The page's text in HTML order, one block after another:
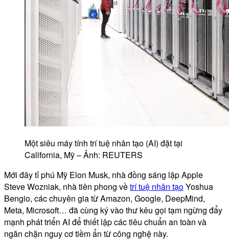
Một siêu máy tính trí tuệ nhân tạo (AI) đặt tại
California, Mỹ – Ảnh: REUTERS
Mới đây tỉ phú Mỹ Elon Musk, nhà đồng sáng lập Apple
Steve Wozniak, nhà tiên phong vềtrí tuệ nhân tạoYoshua
Bengio, các chuyên gia từ Amazon, Google, DeepMind,
Meta, Microsoft… đã cùng ký vào thư kêu gọi tạm ngừng đẩy
mạnh phát triển AI để thiết lập các tiêu chuẩn an toàn và
ngăn chặn nguy cơ tiềm ẩn từ công nghệ này.